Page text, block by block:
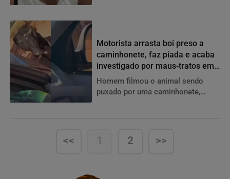
Motorista arrasta boi preso a
caminhonete, faz piada e acaba
investigado por maus-tratos em
Goiás
Homem filmou o animal sendo
puxado por uma caminhonete,
<< 1 2 >>